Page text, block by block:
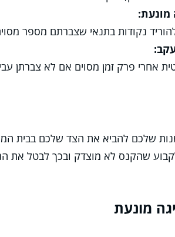
נקודות בתנאי שצברתם מספר
אחרי פרק זמן מסוים אם לא צברתן
שלכם להביא את הצד שלכם בבית
שהקנס לא מוצדק ובכך לבטל את
מונעת